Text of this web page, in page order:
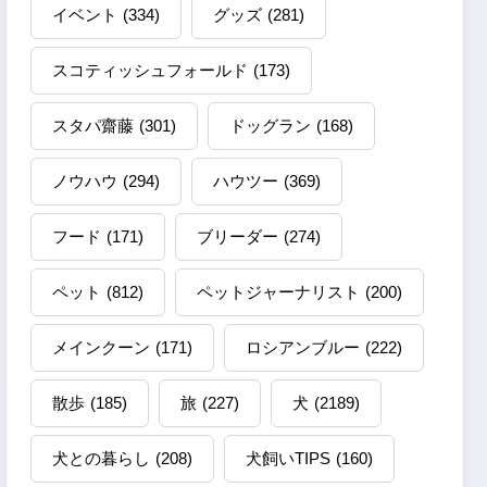
イベント (334) グッズ (281)
スコティッシュフォールド (173)
スタパ齋藤 (301) ドッグラン (168)
ノウハウ (294) ハウツー (369)
フード (171) ブリーダー (274)
ペット (812) ペットジャーナリスト (200)
メインクーン (171) ロシアンブルー (222)
散歩 (185) 旅 (227) 犬 (2189)
犬との暮らし (208) 犬飼いTIPS (160)